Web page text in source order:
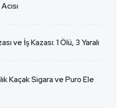
ve İş Kazası: 1 Ölü, 3 Yaralı
Kaçak Sigara ve Puro Ele